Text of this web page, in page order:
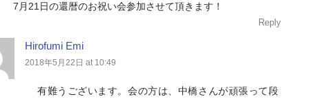
7月21日の還暦のお祝い会参加させて頂きます！
Reply
Hirofumi Emi
2018年5月22日 at 10:49
有難うございます。会の方は、中橋さんが頑張って段